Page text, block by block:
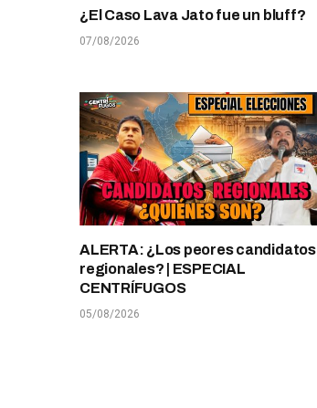
¿El Caso Lava Jato fue un bluff?
07/08/2026
ALERTA: ¿Los peores candidatos
regionales? | ESPECIAL
CENTRÍFUGOS
05/08/2026